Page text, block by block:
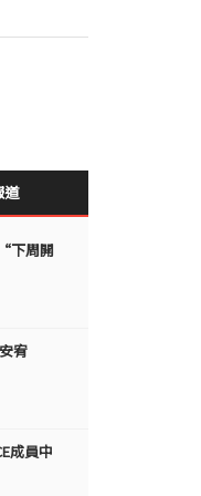
道
下周開
宥
成員中